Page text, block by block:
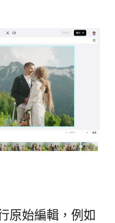
原始編輯，例如